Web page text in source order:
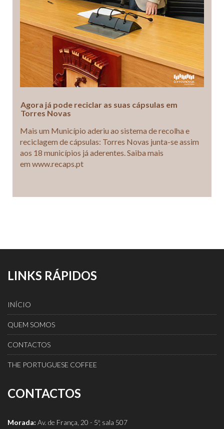
Agora já pode reciclar as suas cápsulas em
Torres Novas
Mais um Município aderiu ao sistema de recolha e
reciclagem de cápsulas: Torres Novas junta-se assim
aos 18 municípios já aderentes. Saiba mais
em www.recaps.pt
LINKS RÁPIDOS
INÍCIO
QUEM SOMOS
CONTACTOS
THE PORTUGUESE COFFEE
CONTACTOS
Morada: Av. de França, 20 - 5º, sala 507